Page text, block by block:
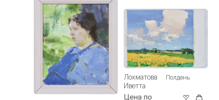
Лохматова
Иветта
Полдень
Цена по